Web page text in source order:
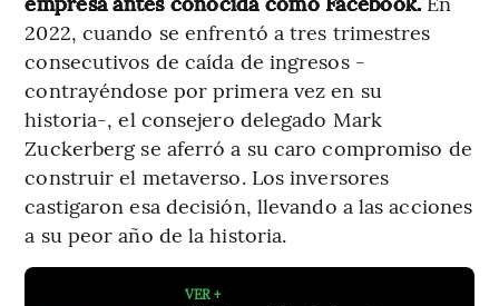
2022, cuando se enfrentó a tres trimestres
consecutivos de caída de ingresos -
contrayéndose por primera vez en su
historia-, el consejero delegado Mark
Zuckerberg se aferró a su caro compromiso de
construir el metaverso. Los inversores
castigaron esa decisión, llevando a las acciones
a su peor año de la historia.
VER +